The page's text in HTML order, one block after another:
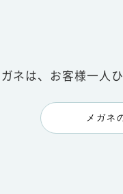
ネは、お客様一人
メガネ